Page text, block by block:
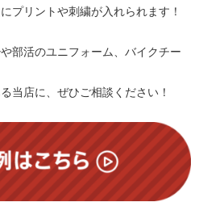
プリントや刺繍が入れられます！
部活のユニフォーム、バイクチー
当店に、ぜひご相談ください！